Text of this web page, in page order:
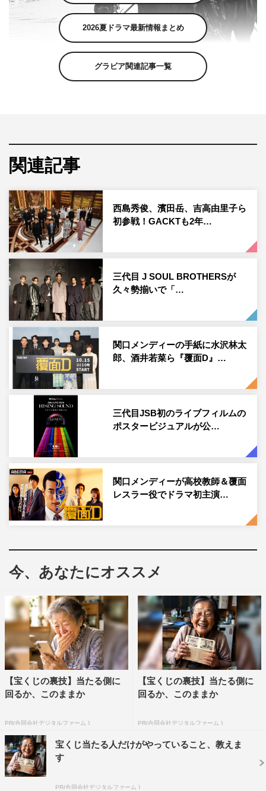
「EXISTENCE 実存」
るEXILE AKIRAが、写真家・長濱治とコラボレーションし
た最新写真集「EXISTENCE実存」が、12 月20日に発
売。それを記念し、颯爽と馬に跨る
ットが公開された。
「 EXISTENCE 実存」は、表現者として成熟したEXILE
AKIRAを、「 HELL’S ANGELS地獄の天使」や「
BLUES ROAD」などの写真集、高倉健、松田優作、山下
達郎、矢沢永吉、北野武など重鎮の肖像で知られる巨匠・
長濱治が、モノクロームの力強いタッチで捉えた骨太な写
真集。AKIRAはかねてより長濱の作品を敬愛しており、長
濱もまたAKIRAの表現者としての姿勢を高く評していたた
め、今回のコラボレーションが実現したという。
今回、公開されたカットは、EXILE AKIRA の乗馬シーン。
異国のような雰囲気のある砂浜で、ジャケットをはためか
せる写真と、鍛え抜かれた上半身を披露した写真の
あふれるカットとなっている。
2026夏ドラマ最新情報まとめ
グラビア関連記事一覧
関連記事
西島秀俊、濱田岳、吉高由里子ら
初参戦！GACKTも2年…
三代目 J SOUL BROTHERSが
久々勢揃いで「…
関口メンディーの手紙に水沢林太
郎、酒井若菜ら『覆面D』…
三代目JSB初のライブフィルムの
ポスタービジュアルが公…
関口メンディーが高校教師＆覆面
レスラー役でドラマ初主演…
今、あなたにオススメ
【宝くじの裏技】当たる側に
回るか、このままか
PR(合同会社デジタルファーム )
【宝くじの裏技】当たる側に
回るか、このままか
PR(合同会社デジタルファーム )
宝くじ当たる人だけがやっていること、教えま
す
PR(合同会社デジタルファーム )